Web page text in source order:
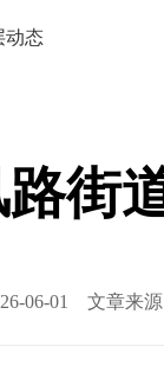
动态
街
06-01 文章来